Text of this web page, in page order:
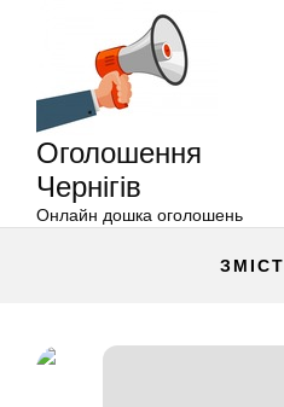
Оголошення
Чернігів
Онлайн дошка оголошень
ЗМІСТ